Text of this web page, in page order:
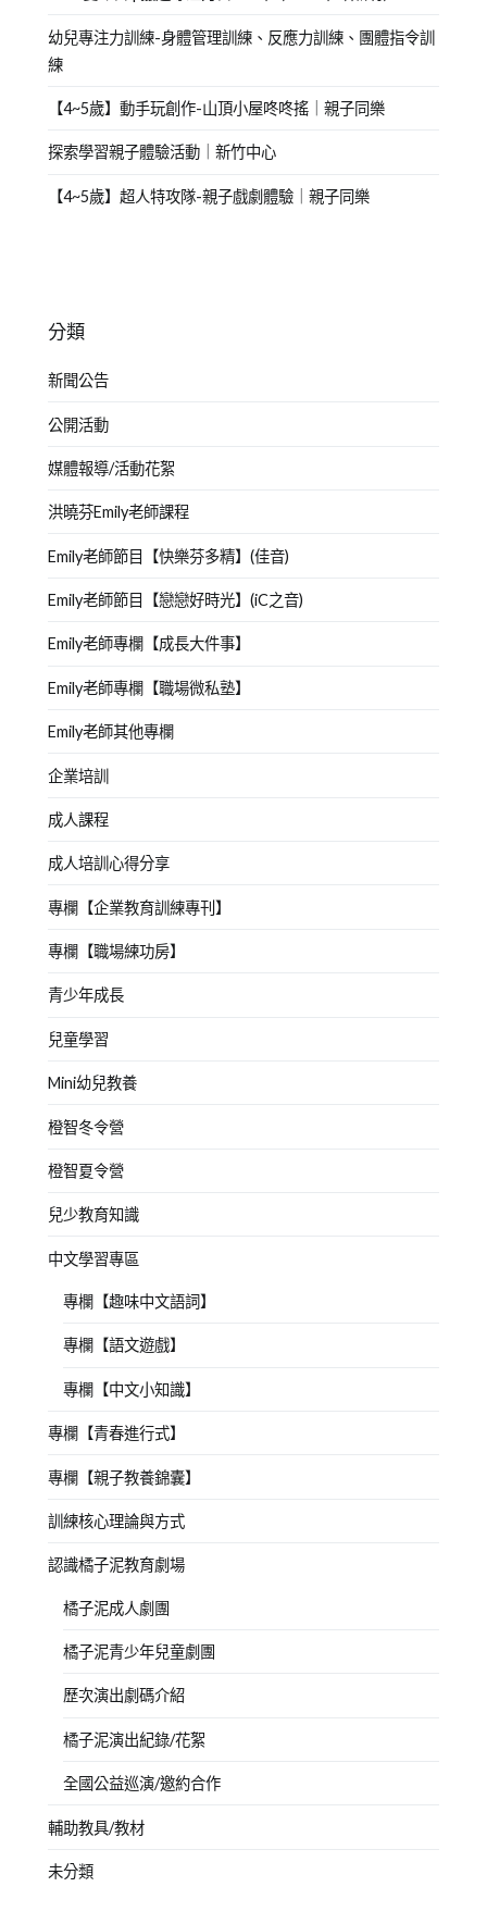
幼兒專注力訓練-身體管理訓練、反應力訓練、團體指令訓
練
【4~5歲】動手玩創作-山頂小屋咚咚搖｜親子同樂
探索學習親子體驗活動｜新竹中心
【4~5歲】超人特攻隊-親子戲劇體驗｜親子同樂
分類
新聞公告
公開活動
媒體報導/活動花絮
洪曉芬Emily老師課程
Emily老師節目【快樂芬多精】(佳音)
Emily老師節目【戀戀好時光】(iC之音)
Emily老師專欄【成長大件事】
Emily老師專欄【職場微私塾】
Emily老師其他專欄
企業培訓
成人課程
成人培訓心得分享
專欄【企業教育訓練專刊】
專欄【職場練功房】
青少年成長
兒童學習
Mini幼兒教養
橙智冬令營
橙智夏令營
兒少教育知識
中文學習專區
專欄【趣味中文語詞】
專欄【語文遊戲】
專欄【中文小知識】
專欄【青春進行式】
專欄【親子教養錦囊】
訓練核心理論與方式
認識橘子泥教育劇場
橘子泥成人劇團
橘子泥青少年兒童劇團
歷次演出劇碼介紹
橘子泥演出紀錄/花絮
全國公益巡演/邀約合作
輔助教具/教材
未分類